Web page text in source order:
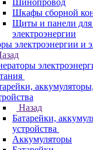
Шинопровод
Шкафы сборной
Щиты и панели для
электроэнергии
электроэнергии и
Назад
Батарейки,
устройства
Аккумуляторы